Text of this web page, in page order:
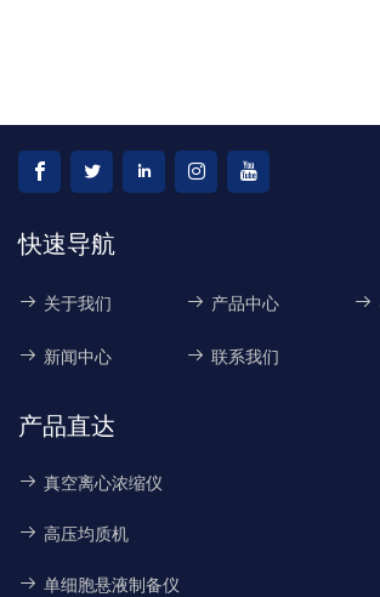
快速导航
关于我们 产品中心
新闻中心 联系我们
产品直达
真空离心浓缩仪
高压均质机
单细胞悬液制备仪